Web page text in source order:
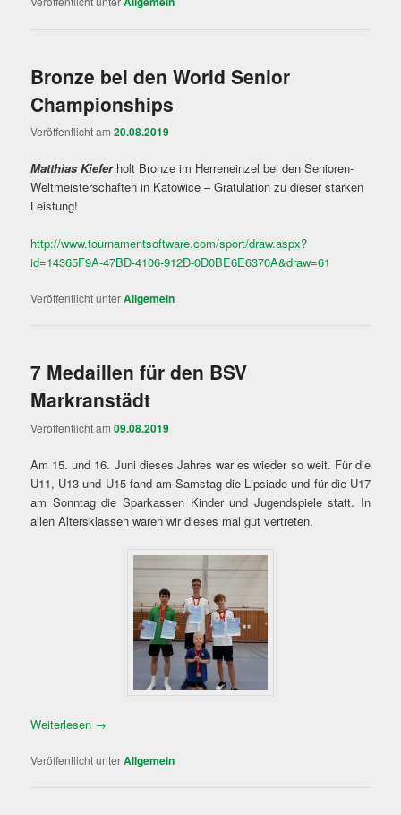
Bronze bei den World Senior
Championships
Veröffentlicht am20.08.2019
Matthias Kieferholt Bronze im Herreneinzel bei den Senioren-
Weltmeisterschaften in Katowice – Gratulation zu dieser starken
Leistung!
http://www.tournamentsoftware.com/sport/draw.aspx?
id=14365F9A-47BD-4106-912D-0D0BE6E6370A&draw=61
Veröffentlicht unterAllgemein
7 Medaillen für den BSV
Markranstädt
Veröffentlicht am09.08.2019
Am 15. und 16. Juni dieses Jahres war es wieder so weit. Für die
U11, U13 und U15 fand am Samstag die Lipsiade und für die U17
am Sonntag die Sparkassen Kinder und Jugendspiele statt. In
allen Altersklassen waren wir dieses mal gut vertreten.
Weiterlesen →
Veröffentlicht unterAllgemein